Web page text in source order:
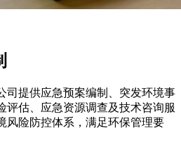
司提供应急预案编制、突发环境事
评估、应急资源调查及技术咨询服
风险防控体系，满足环保管理要